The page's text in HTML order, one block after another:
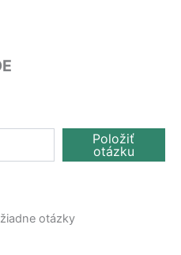
Položiť
otázku
otázky